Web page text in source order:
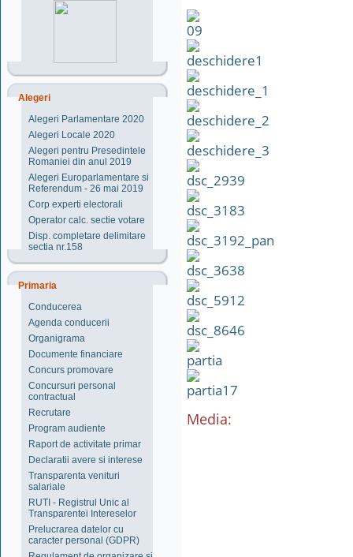
Alegeri
Alegeri Parlamentare 2020
Alegeri Locale 2020
Alegeri pentru Presedintele
Romaniei din anul 2019
Alegeri Europarlamentare si
Referendum - 26 mai 2019
Corp experti electorali
Operator calc. sectie votare
Disp. completare delimitare
sectia nr.158
Primaria
Conducerea
Agenda conducerii
Organigrama
Documente financiare
Concurs promovare
Concursuri personal
contractual
Recrutare
Program audiente
Raport de activitate primar
Declaratii avere si interese
Transparenta venituri
salariale
RUTI - Registrul Unic al
Transparentei Intereselor
Prelucrarea datelor cu
caracter personal (GDPR)
Media: